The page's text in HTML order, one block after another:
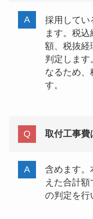
採用してい
ます。税
額、税抜経
判定します
なるため、
す。
取付工事費
含めます。
えた合計
の判定を行